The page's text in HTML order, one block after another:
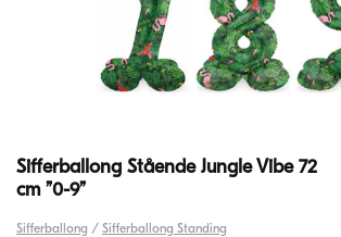
Sifferballong Stående Jungle Vibe 72
cm ”0-9”
Sifferballong / Sifferballong Standing